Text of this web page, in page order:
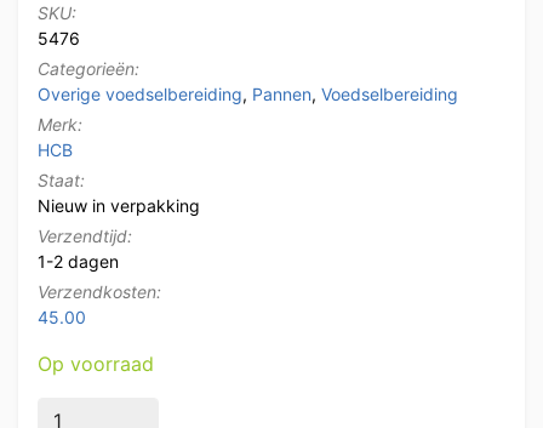
SKU:
5476
Categorieën:
Overige voedselbereiding, Pannen, Voedselbereiding
Merk:
HCB
Staat:
Nieuw in verpakking
Verzendtijd:
1-2 dagen
Verzendkosten:
45.00
Op voorraad
RVS Soeppan Kookpan Pan Inductie 60 x 60 cm 160